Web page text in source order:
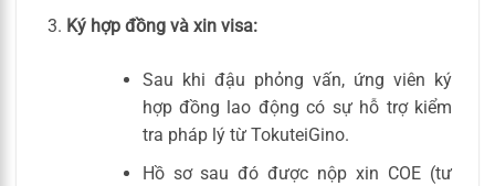
Ký hợp đồng và xin visa:
Sau khi đậu phỏng vấn, ứng viên ký
hợp đồng lao động có sự hỗ trợ kiểm
tra pháp lý từ TokuteiGino.
Hồ sơ sau đó được nộp xin COE (tư